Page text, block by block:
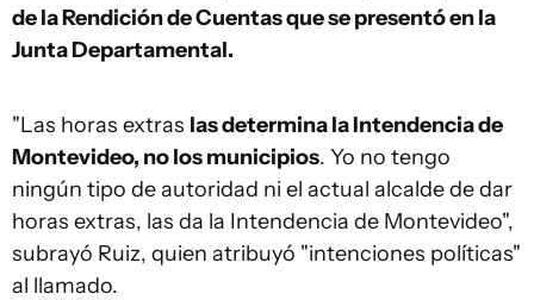
de la Rendición de Cuentas que se presentó en la
Junta Departamental.
"Las horas extras las determina la Intendencia de
Montevideo, no los municipios. Yo no tengo
ningún tipo de autoridad ni el actual alcalde de dar
horas extras, las da la Intendencia de Montevideo",
subrayó Ruiz, quien atribuyó "intenciones políticas"
al llamado.